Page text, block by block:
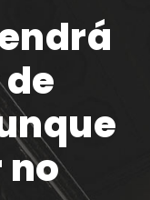
no